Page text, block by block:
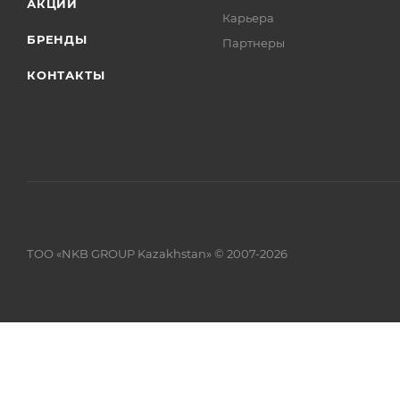
АКЦИИ
БРЕНДЫ
КОНТАКТЫ
Карьера
Партнеры
ТОО «NKB GROUP Kazakhstan» © 2007-2026